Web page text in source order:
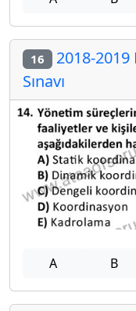
16 2018-2019
Sınavı
A B